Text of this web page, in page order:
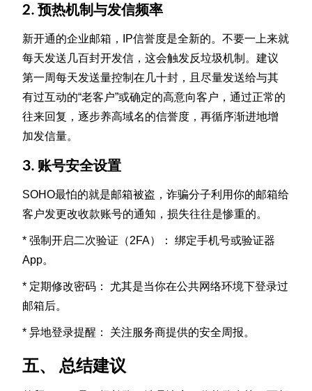
2. 预热机制与发信频率
新开通的企业邮箱，IP信誉度是全新的。不要一上来就
每天发送几百封开发信，这会触发反垃圾机制。建议
第一周每天发送量控制在几十封，且尽量发送给与其
有过互动的“老客户”或确定的高意向客户，通过正常的
往来回复，逐步养高域名的信誉度，再循序渐进地增
加发信量。
3. 账号安全设置
SOHO最怕的就是邮箱被盗，诈骗分子利用你的邮箱给
客户发更改收款账号的通知，损失往往是惨重的。
* 强制开启二次验证（2FA）： 绑定手机号或验证器
App。
* 定期修改密码： 尤其是当你在公共网络环境下登录过
邮箱后。
* 异地登录提醒： 关注服务商提供的安全周报。
五、 总结建议